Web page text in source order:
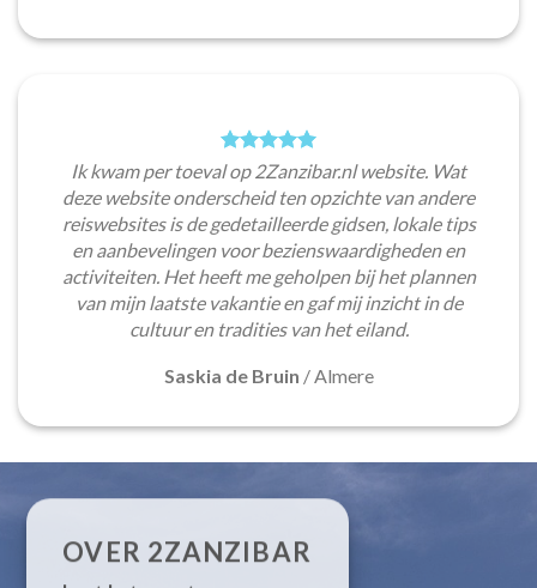
Ik kwam per toeval op 2Zanzibar.nl website. Wat
deze website onderscheid ten opzichte van andere
reiswebsites is de gedetailleerde gidsen, lokale tips
en aanbevelingen voor bezienswaardigheden en
activiteiten. Het heeft me geholpen bij het plannen
van mijn laatste vakantie en gaf mij inzicht in de
cultuur en tradities van het eiland.
Saskia de Bruin / Almere
OVER 2ZANZIBAR